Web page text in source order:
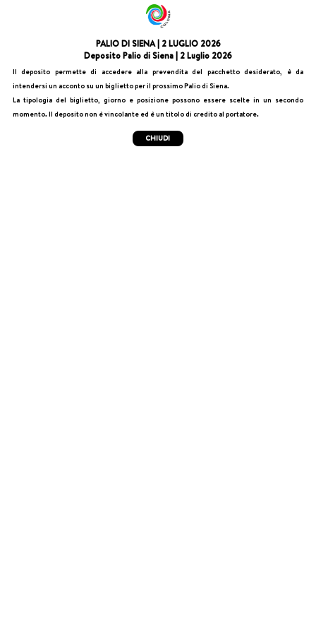
PALIO DI SIENA | 2 LUGLIO 2026
Deposito Palio di Siena | 2 Luglio 2026
Il deposito permette di accedere alla prevendita del pacchetto desiderato, è da
intendersi un acconto su un biglietto per il prossimo Palio di Siena.
La tipologia del biglietto, giorno e posizione possono essere scelte in un secondo
momento. Il deposito non è vincolante ed è un titolo di credito al portatore.
CHIUDI